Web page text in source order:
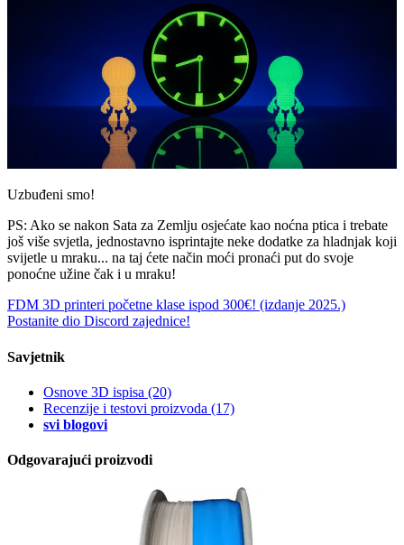
Uzbuđeni smo!
PS: Ako se nakon Sata za Zemlju osjećate kao noćna ptica i trebate
još više svjetla, jednostavno isprintajte neke dodatke za hladnjak koji
svijetle u mraku... na taj ćete način moći pronaći put do svoje
ponoćne užine čak i u mraku!
FDM 3D printeri početne klase ispod 300€! (izdanje 2025.)
Postanite dio Discord zajednice!
Savjetnik
Osnove 3D ispisa (20)
Recenzije i testovi proizvoda (17)
svi blogovi
Odgovarajući proizvodi